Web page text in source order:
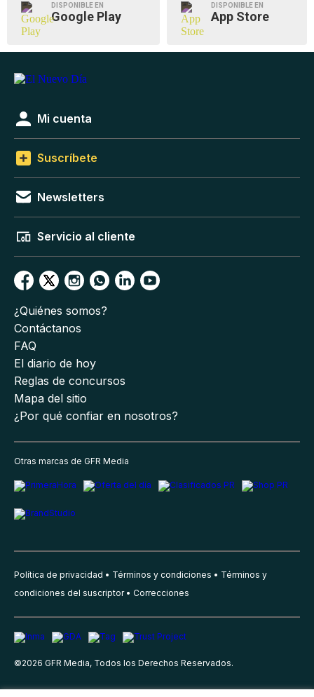
DISPONIBLE EN
Google Play
DISPONIBLE EN
App Store
Mi cuenta
Suscríbete
Newsletters
Servicio al cliente
¿Quiénes somos?
Contáctanos
FAQ
El diario de hoy
Reglas de concursos
Mapa del sitio
¿Por qué confiar en nosotros?
Otras marcas de GFR Media
Política de privacidad Términos y condiciones
Términos y
condiciones del suscriptor
Correcciones
©2026 GFR Media, Todos los Derechos Reservados.